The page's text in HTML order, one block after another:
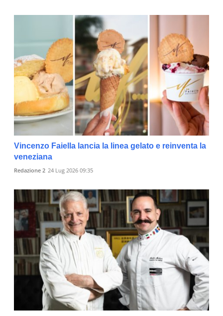
Vincenzo Faiella lancia la linea gelato e reinventa la
veneziana
Redazione 2 24 Lug 2026 09:35